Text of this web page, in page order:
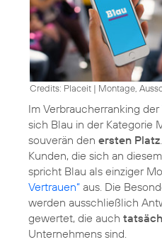
Credits: Placeit | Montage,
Im Verbraucherranking der
sich Blau in der Kategorie
souverän den ersten Platz
Kunden, die sich an
spricht Blau als einziger
Vertrauen“ aus. Die
werden ausschließlich
gewertet, die auch
Unternehmens sind.